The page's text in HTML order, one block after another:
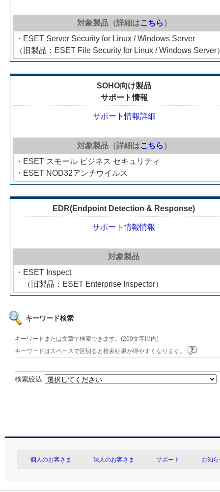
対象製品（詳細はこちら ）
・ESET Server Security for Linux / Windows Server
（旧製品：ESET File Security for Linux / Windows Server
SOHO向け製品
サポート情報
サポート情報詳細
対象製品（詳細はこちら ）
・ESET スモール ビジネス セキュリティ
・ESET NOD32アンチウイルス
EDR(Endpoint Detection & Response)
サポート情報情報
対象製品
・ESET Inspect
（旧製品：ESET Enterprise Inspector）
キーワード検索
キーワードまたは文章で検索できます。(200文字以内)
キーワードはスペースで区切ると検索結果が得やすくなります。
検索絞込
個人のお客さま 法人のお客さま サポート お知